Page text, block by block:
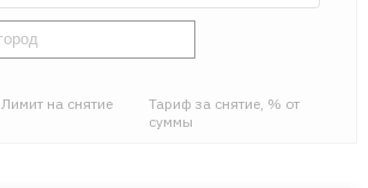
Лимит на снятие
Тариф за снятие, % от
суммы